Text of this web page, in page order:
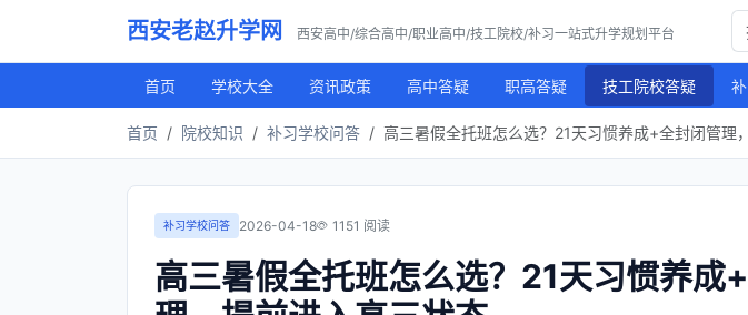
西安老赵升学网 西安高中/综合高中/职业高中/技工院校/补习一站式升学规划平台
首页 学校大全 资讯政策 高中答疑 职高答疑 技工院校答疑
首页 院校知识 补习学校问答 高三暑假全托班怎么选？21天习惯养成+全封闭管理
补习学校问答 2026-04-18 1151 阅读
高三暑假全托班怎么选？21天习惯养成